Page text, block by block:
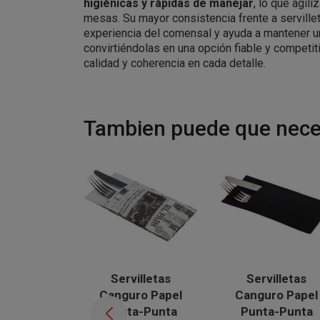
higiénicas y rápidas de manejar, lo que
mesas. Su mayor consistencia frente a
experiencia del comensal y ayuda a mantener
convirtiéndolas en una opción fiable y
calidad y coherencia en cada detalle.
Tambien puede que
Servilletas
Canguro Papel
Punta-Punta
Servilletas
Canguro Papel
Punta-Punta